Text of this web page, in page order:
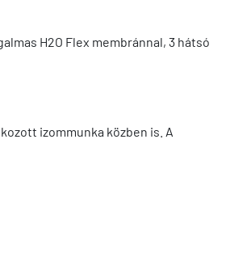
H2O Flex membránnal, 3 hátsó
izommunka közben is. A